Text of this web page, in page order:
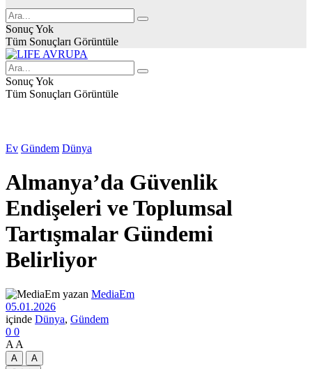
Sonuç Yok
Tüm Sonuçları Görüntüle
Sonuç Yok
Tüm Sonuçları Görüntüle
Ev Gündem Dünya
Almanya’da Güvenlik
Endişeleri ve Toplumsal
Tartışmalar Gündemi
Belirliyor
yazan MediaEm
05.01.2026
içinde Dünya, Gündem
0 0
A A
A
A